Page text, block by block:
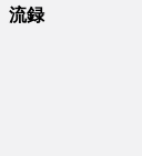
流録